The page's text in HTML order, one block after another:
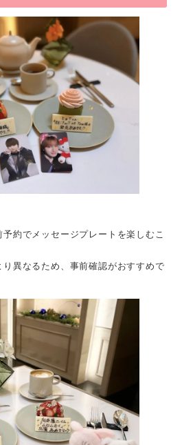
予約でメッセージプレートを楽しむこ
異なるため、事前確認がおすすめで